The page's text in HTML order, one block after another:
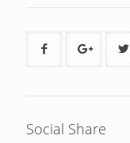
Social Share